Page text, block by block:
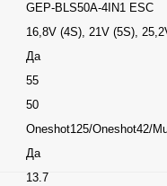
GEP-BLS50A-4IN1 ESC
16,8V (4S), 21V (5S),
Да
55
50
Oneshot125/Oneshot42/
Да
13.7